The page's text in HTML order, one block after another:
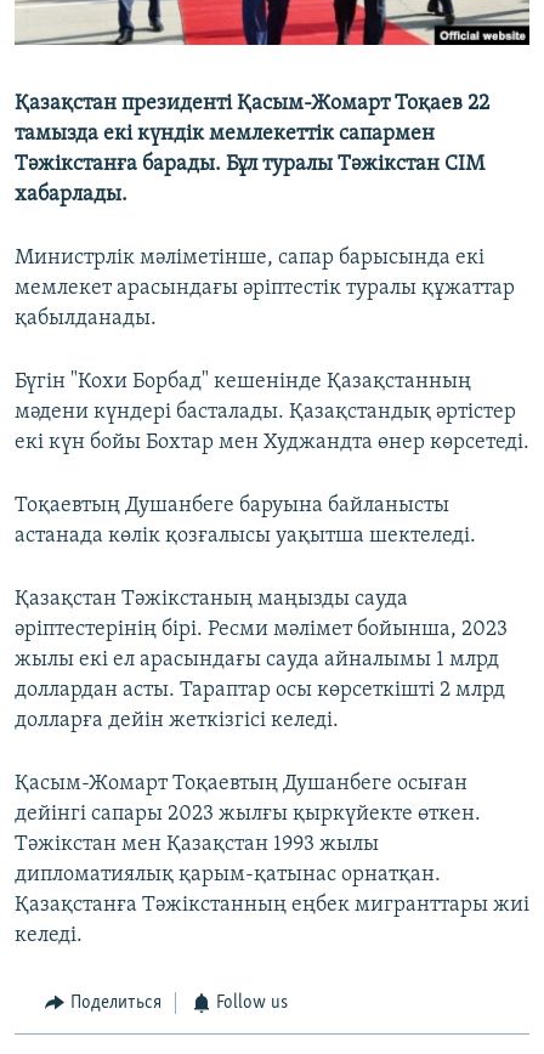
Қазақстан президенті Қасым-Жомарт Тоқаев 22
тамызда екі күндік мемлекеттік сапармен
Тәжікстанға барады. Бұл туралы Тәжікстан СІМ
хабарлады.
Министрлік мәліметінше, сапар барысында екі
мемлекет арасындағы әріптестік туралы құжаттар
қабылданады.
Бүгін "Кохи Борбад" кешенінде Қазақстанның
мәдени күндері басталады. Қазақстандық әртістер
екі күн бойы Бохтар мен Худжандта өнер көрсетеді.
Тоқаевтың Душанбеге баруына байланысты
астанада көлік қозғалысы уақытша шектеледі.
Қазақстан Тәжікстаның маңызды сауда
әріптестерінің бірі. Ресми мәлімет бойынша, 2023
жылы екі ел арасындағы сауда айналымы 1 млрд
доллардан асты. Тараптар осы көрсеткішті 2 млрд
долларға дейін жеткізгісі келеді.
Қасым-Жомарт Тоқаевтың Душанбеге осыған
дейінгі сапары 2023 жылғы қыркүйекте өткен.
Тәжікстан мен Қазақстан 1993 жылы
дипломатиялық қарым-қатынас орнатқан.
Қазақстанға Тәжікстанның еңбек мигранттары жиі
келеді.
Поделиться Follow us